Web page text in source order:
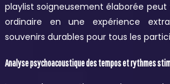
playlist soigneusement élaborée
ordinaire en une expérience
souvenirs durables pour tous les
Analyse psychoacoustique des tempos et rythmes